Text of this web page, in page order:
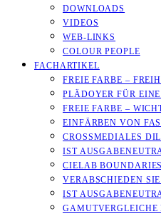
DOWNLOADS
VIDEOS
WEB-LINKS
COLOUR PEOPLE
FACHARTIKEL
FREIE FARBE –
PLÄDOYER FÜR
FREIE FARBE –
EINFÄRBEN VON
CROSSMEDIALES
IST
CIELAB
VERABSCHIEDEN
IST